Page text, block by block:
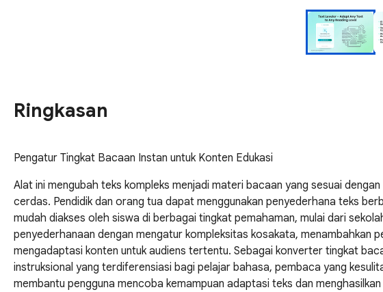
Ringkasan
Pengatur Tingkat Bacaan Instan untuk Konten Edukasi
Alat ini mengubah teks kompleks menjadi materi bacaan yang sesuai
cerdas. Pendidik dan orang tua dapat menggunakan penyederhana teks
mudah diakses oleh siswa di berbagai tingkat pemahaman, mulai dari
penyederhanaan dengan mengatur kompleksitas kosakata, menambahkan
mengadaptasi konten untuk audiens tertentu. Sebagai konverter tingkat
instruksional yang terdiferensiasi bagi pelajar bahasa, pembaca yang
membantu pengguna mencoba kemampuan adaptasi teks dan